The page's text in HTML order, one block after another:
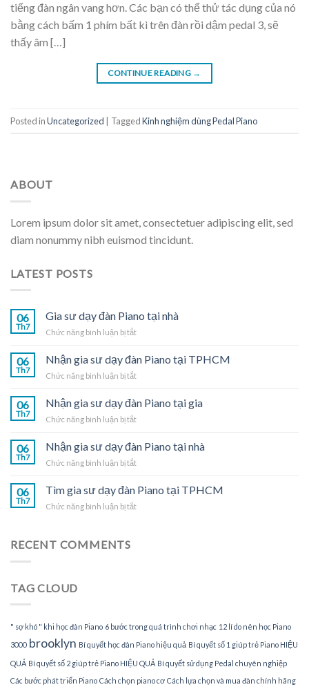
tiếng đàn ngân vang hơn. Các bạn có thể thử tác dụng của nó
bằng cách bấm 1 phím bất kì trên đàn rồi dậm pedal 3, sẽ
thấy âm […]
CONTINUE READING →
Posted inUncategorized | TaggedKinh nghiệm dùng Pedal Piano
ABOUT
Lorem ipsum dolor sit amet, consectetuer adipiscing elit, sed
diam nonummy nibh euismod tincidunt.
LATEST POSTS
06
Th7
Gia sư dạy đàn Piano tại nhà
Chức năng bình luận bị tắtở
đàn
tại
06
Th7
Nhận gia sư dạy đàn Piano tại TPHCM
Chức năng bình luận bị tắtở
gia
dạy
Piano
06
Th7
Nhận gia sư dạy đàn Piano tại gia
Chức năng bình luận bị tắtở
gia
dạy
Piano
06
Th7
Nhận gia sư dạy đàn Piano tại nhà
Chức năng bình luận bị tắtở
gia
dạy
06
Th7
Tìm gia sư dạy đàn Piano tại TPHCM
Chức năng bình luận bị tắtở
RECENT COMMENTS
TAG CLOUD
" sợ khó " khi học đàn Piano 6 bước trong quá trình chơi nhạc 12 lí do nên học Piano
3000 brooklyn Bí quyết học đàn Piano hiệu quả Bí quyết số 1 giúp trẻ Piano HIỆU
QUẢ Bí quyết số 2 giúp trẻ Piano HIỆU QUẢ Bí quyết sử dụng Pedal chuyên nghiệp
Các bước phát triển Piano Cách chọn piano cơ Cách lựa chọn và mua đàn chính hãng